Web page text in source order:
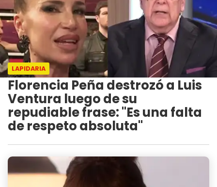
LAPIDARIA
Florencia Peña destrozó a Luis
Ventura luego de su
repudiable frase: "Es una falta
de respeto absoluta"